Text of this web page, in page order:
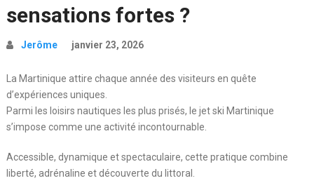
sensations fortes ?
Jerôme janvier 23, 2026
La Martinique attire chaque année des visiteurs en quête
d’expériences uniques.
Parmi les loisirs nautiques les plus prisés, le jet ski Martinique
s’impose comme une activité incontournable.
Accessible, dynamique et spectaculaire, cette pratique combine
liberté, adrénaline et découverte du littoral.